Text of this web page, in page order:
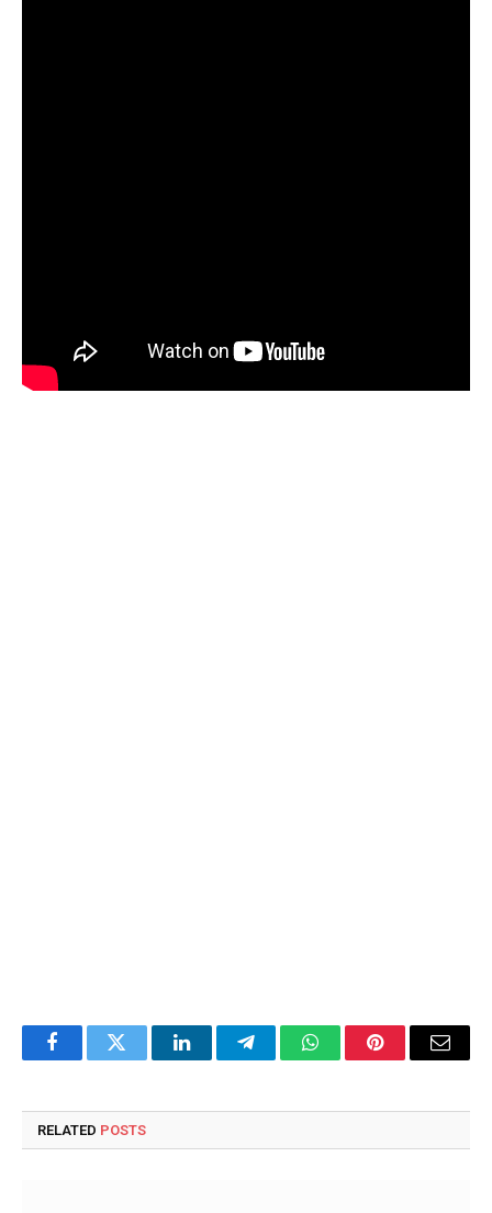
FacebookTwitter LinkedInTelegramWhatsAppPinterestEmail
RELATED POSTS